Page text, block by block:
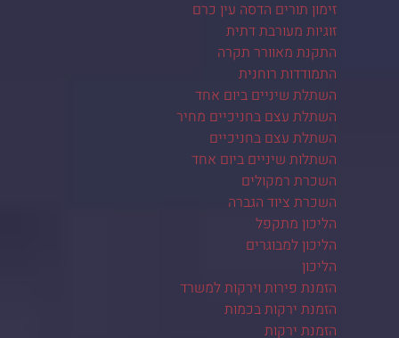
זימון תורים הדסה עין כרם
זוגיות מעורבת דתית
התקנת מאוורר תקרה
התמודדות רוחנית
השתלת שיניים ביום אחד
השתלת עצם בחניכיים מחיר
השתלת עצם בחניכיים
השתלות שיניים ביום אחד
השכרת רמקולים
השכרת ציוד הגברה
הליכון מתקפל
הליכון למבוגרים
הליכון
הזמנת פירות וירקות למשרד
הזמנת ירקות בכמות
הזמנת ירקות